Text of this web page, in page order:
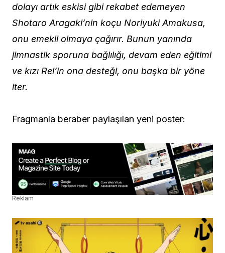
dolayı artık eskisi gibi rekabet edemeyen
Shotaro Aragaki’nin koçu Noriyuki Amakusa,
onu emekli olmaya çağırır. Bunun yanında
jimnastik sporuna bağlılığı, devam eden eğitimi
ve kızı Rei’in ona desteği, onu başka bir yöne
iter.
Fragmanla beraber paylaşılan yeni poster:
Reklam